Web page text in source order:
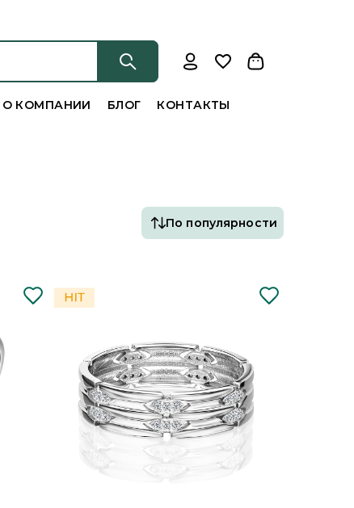
О КОМПАНИИ БЛОГ КОНТАКТЫ
По популярности